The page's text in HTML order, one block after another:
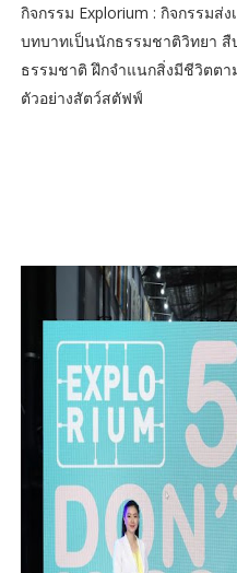
กิจกรรม Explorium : กิจกรรมส่
บทบาทเป็นนักธรรมชาติวิทยา
ธรรมชาติ ฝึกจำแนกสิ่งมีชีวิตต
ตัวอย่างสัตว์สตัฟฟ์